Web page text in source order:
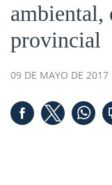
ambiental,
provincial
09 DE MAYO DE 2017